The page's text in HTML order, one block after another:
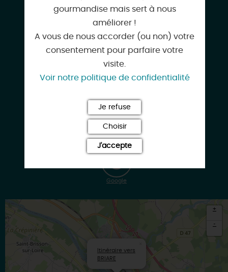
02 38 37 12 75
bateaux-touristiques@wanadoo.fr
www.les-bateaux-touristiques-briare.com
Google
Itinéraire vers
BRIARE
+
-
gourmandise mais sert à nous
améliorer !
A vous de nous accorder (ou non) votre
consentement pour parfaire votre
visite.
Voir notre politique de confidentialité
Je refuse
Choisir
J'accepte